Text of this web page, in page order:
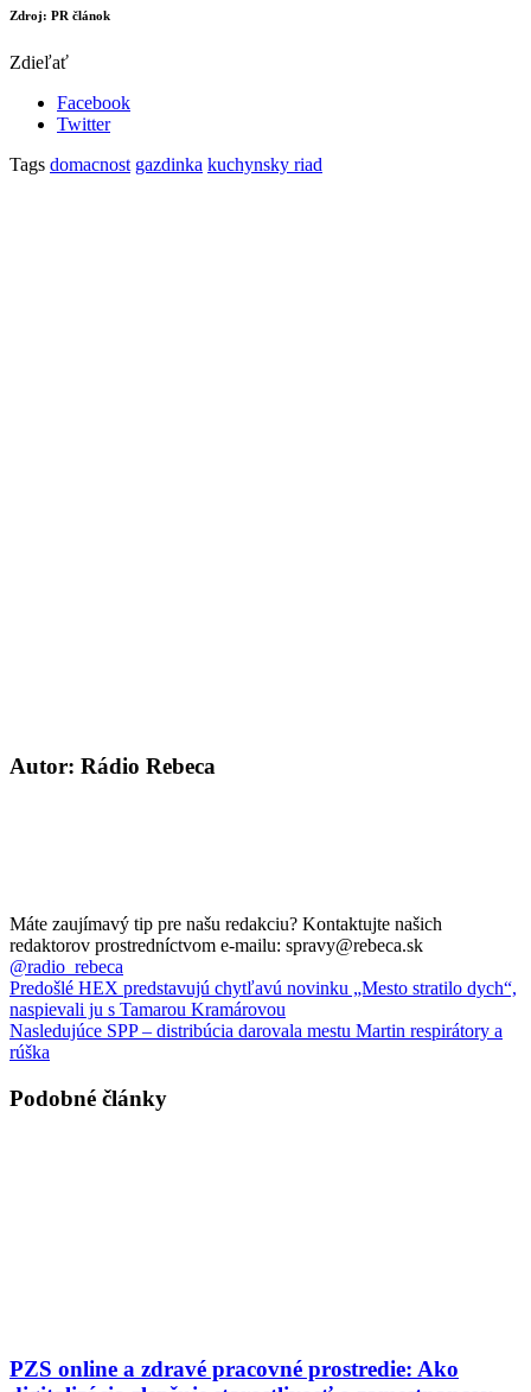
Zdroj: PR článok
Zdieľať
Facebook
Twitter
Tags domacnost gazdinka kuchynsky riad
Autor: Rádio Rebeca
Máte zaujímavý tip pre našu redakciu? Kontaktujte našich
redaktorov prostredníctvom e-mailu: spravy@rebeca.sk
@radio_rebeca
Predošlé HEX predstavujú chytľavú novinku „Mesto stratilo dych“,
naspievali ju s Tamarou Kramárovou
Nasledujúce SPP – distribúcia darovala mestu Martin respirátory a
rúška
Podobné články
PZS online a zdravé pracovné prostredie: Ako